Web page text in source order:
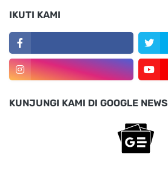
IKUTI KAMI
KUNJUNGI KAMI DI GOOGLE NEWS